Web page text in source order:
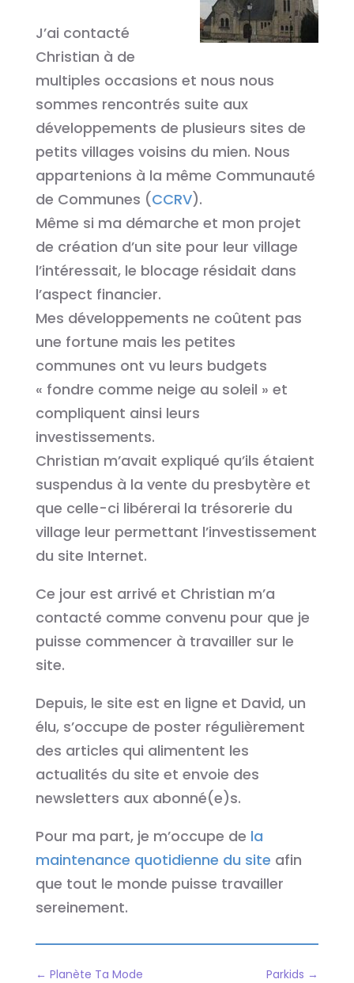
J’ai contacté
Christian à de
multiples occasions et nous nous
sommes rencontrés suite aux
développements de plusieurs sites de
petits villages voisins du mien. Nous
appartenions à la même Communauté
de Communes (CCRV).
Même si ma démarche et mon projet
de création d’un site pour leur village
l’intéressait, le blocage résidait dans
l’aspect financier.
Mes développements ne coûtent pas
une fortune mais les petites
communes ont vu leurs budgets
« fondre comme neige au soleil » et
compliquent ainsi leurs
investissements.
Christian m’avait expliqué qu’ils étaient
suspendus à la vente du presbytère et
que celle-ci libérerai la trésorerie du
village leur permettant l’investissement
du site Internet.
Ce jour est arrivé et Christian m’a
contacté comme convenu pour que je
puisse commencer à travailler sur le
site.
Depuis, le site est en ligne et David, un
élu, s’occupe de poster régulièrement
des articles qui alimentent les
actualités du site et envoie des
newsletters aux abonné(e)s.
Pour ma part, je m’occupe de la
maintenance quotidienne du site afin
que tout le monde puisse travailler
sereinement.
← Planète Ta Mode Parkids →